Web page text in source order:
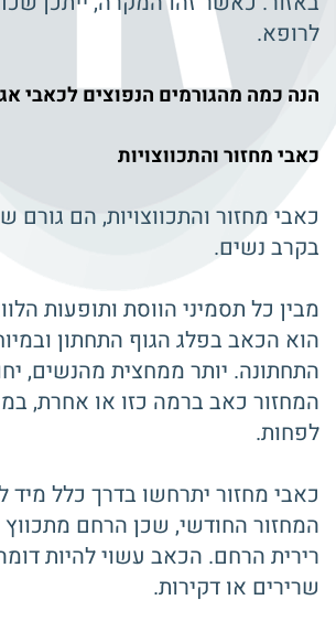
לרופא.
הנה כמה מהגורמים הנפוצים לכאבי
כאבי מחזור והתכווצויות
כאבי מחזור והתכווצויות, הם גורם
בקרב נשים.
מבין כל תסמיני הווסת ותופעות
הוא הכאב בפלג הגוף התחתון
התחתונה. יותר ממחצית מהנשים,
המחזור כאב ברמה כזו או אחרת,
לפחות.
כאבי מחזור יתרחשו בדרך כלל מיד
המחזור החודשי, שכן הרחם
רירית הרחם. הכאב עשוי להיות
שרירים או דקירות.